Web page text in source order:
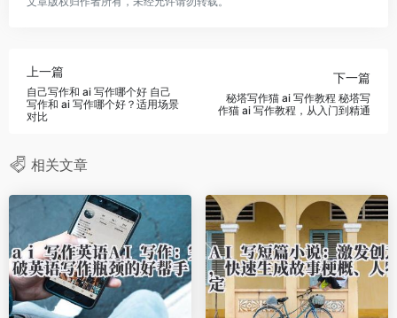
上一篇
自己写作和 ai 写作哪个好 自己
写作和 ai 写作哪个好？适用场景
对比
下一篇
秘塔写作猫 ai 写作教程 秘塔写
作猫 ai 写作教程，从入门到精通
相关文章